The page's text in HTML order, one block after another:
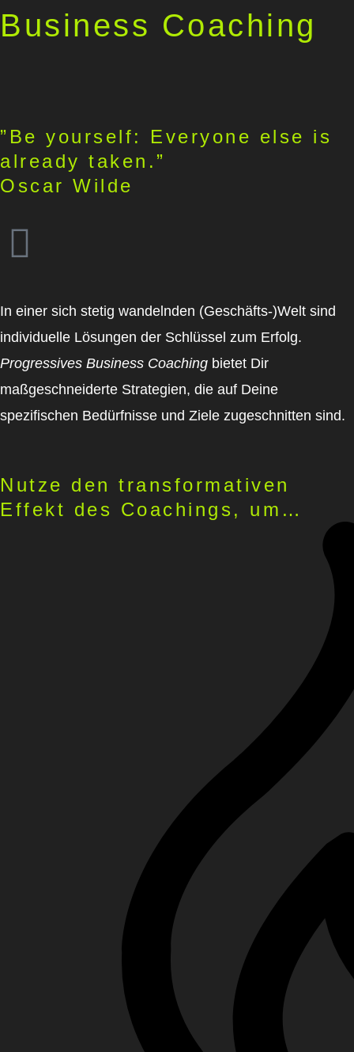
Business Coaching
”Be yourself: Everyone else is
already taken.”
Oscar Wilde
In einer sich stetig wandelnden (Geschäfts-)Welt sind
individuelle Lösungen der Schlüssel zum Erfolg.
Progressives Business Coaching bietet Dir
maßgeschneiderte Strategien, die auf Deine
spezifischen Bedürfnisse und Ziele zugeschnitten sind.
Nutze den trans­formativen
Effekt des Coachings, um…